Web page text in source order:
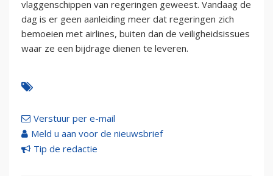
vlaggenschippen van regeringen geweest. Vandaag de
dag is er geen aanleiding meer dat regeringen zich
bemoeien met airlines, buiten dan de veiligheidsissues
waar ze een bijdrage dienen te leveren.
Verstuur per e-mail
Meld u aan voor de nieuwsbrief
Tip de redactie